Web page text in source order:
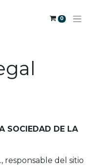
0
SOCIEDAD DE LA
responsable del sitio